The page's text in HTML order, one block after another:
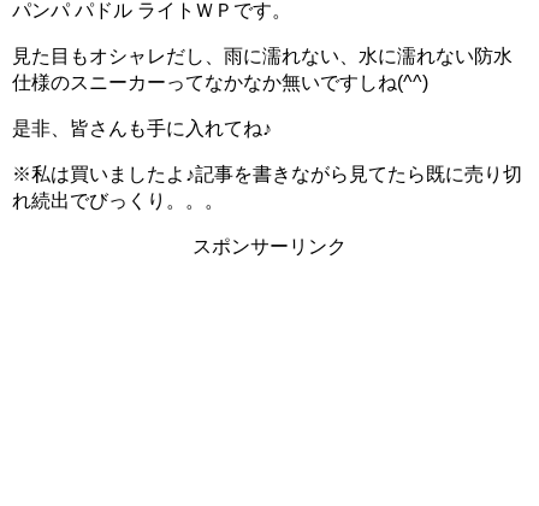
パンパ パドル ライトＷＰです。
見た目もオシャレだし、雨に濡れない、水に濡れない防水
仕様のスニーカーってなかなか無いですしね(^^)
是非、皆さんも手に入れてね♪
※私は買いましたよ♪記事を書きながら見てたら既に売り切
れ続出でびっくり。。。
スポンサーリンク